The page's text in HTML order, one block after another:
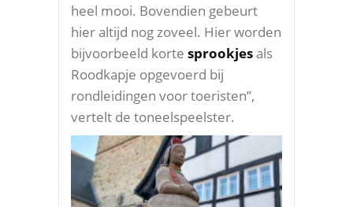
heel mooi. Bovendien gebeurt
hier altijd nog zoveel. Hier worden
bijvoorbeeld korte sprookjesals
Roodkapje opgevoerd bij
rondleidingen voor toeristen”,
vertelt de toneelspeelster.